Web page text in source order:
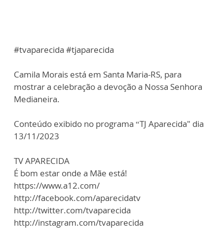
#tvaparecida #tjaparecida
Camila Morais está em Santa Maria-RS, para
mostrar a celebração a devoção a Nossa Senhora
Medianeira.
Conteúdo exibido no programa “TJ Aparecida" dia
13/11/2023
TV APARECIDA
É bom estar onde a Mãe está!
https://www.a12.com/
http://facebook.com/aparecidatv
http://twitter.com/tvaparecida
http://instagram.com/tvaparecida